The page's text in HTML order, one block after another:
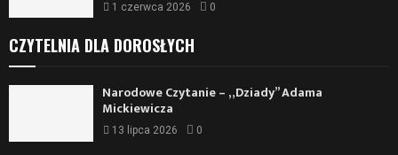
1 czerwca 2026 0
CZYTELNIA DLA DOROSŁYCH
Narodowe Czytanie – „Dziady” Adama
Mickiewicza
13 lipca 2026 0